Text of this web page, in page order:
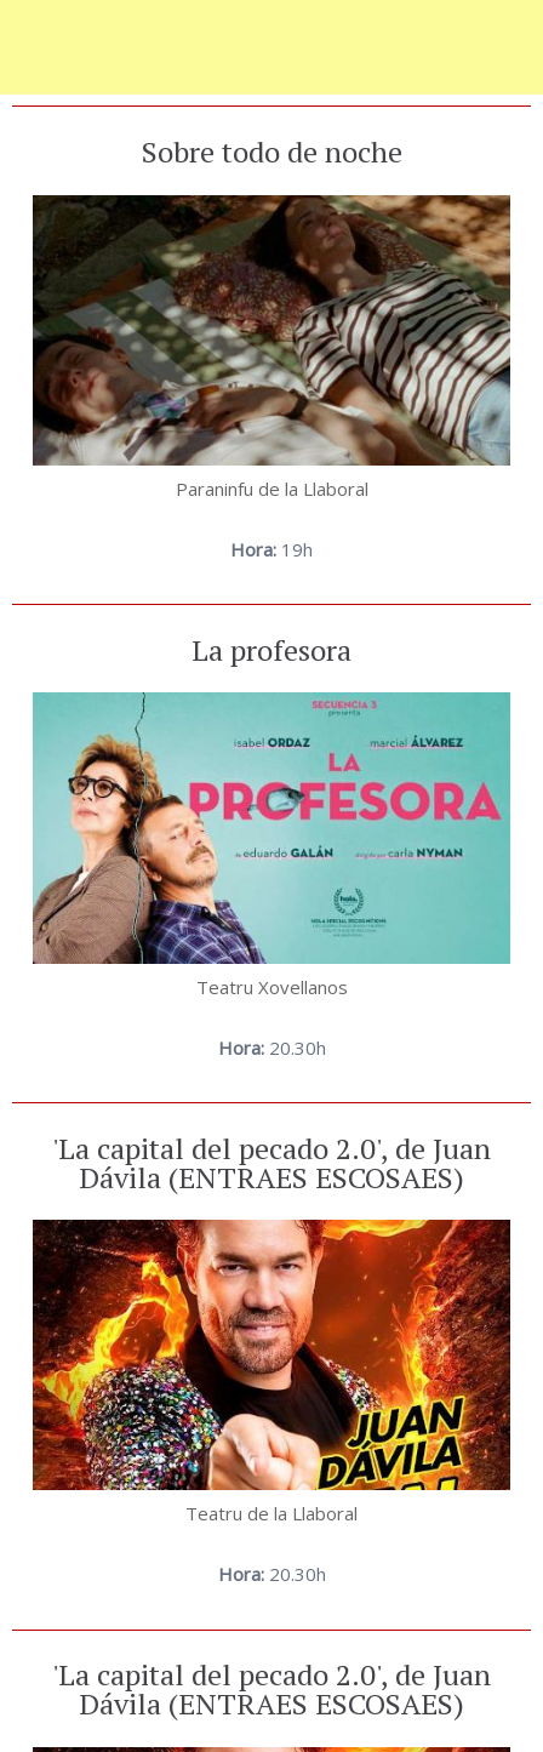
Sobre todo de noche
Paraninfu de la Llaboral
Hora: 19h
La profesora
Teatru Xovellanos
Hora:20.30h
'La capital del pecado 2.0', de Juan
Dávila (ENTRAES ESCOSAES)
Teatru de la Llaboral
Hora:20.30h
'La capital del pecado 2.0', de Juan
Dávila (ENTRAES ESCOSAES)